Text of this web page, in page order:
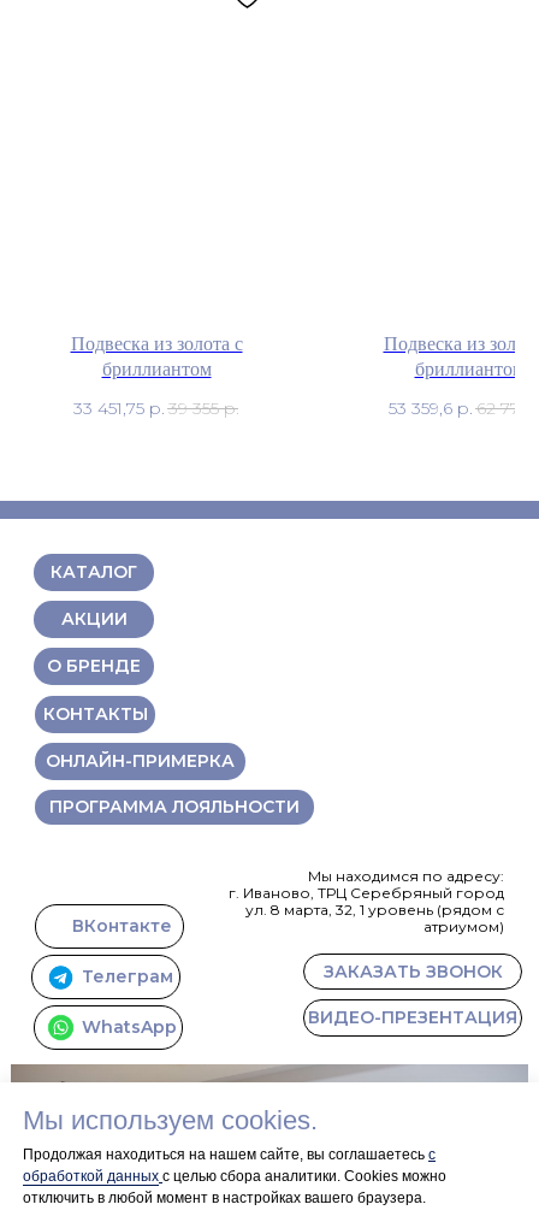
Мы используем cookies.
Продолжая находиться на нашем сайте, вы соглашаетесь с
обработкой данных с целью сбора аналитики. Сookies можно
отключить в любой момент в настройках вашего браузера.
Подвеска из золота с
бриллиантом
33 451,75 р. 39 355 р.
Подвеска из
бриллиантом
53 359,6 р. 62 776
Мы находимся по адресу:
г. Иваново, ТРЦ Серебряный город
ул. 8 марта, 32, 1 уровень (рядом с
атриумом)
КАТАЛОГ
АКЦИИ
О БРЕНДЕ
КОНТАКТЫ
ОНЛАЙН-ПРИМЕРКА
ПРОГРАММА ЛОЯЛЬНОСТИ
ВКонтакте
Телеграм
WhatsApp
ЗАКАЗАТЬ ЗВОНОК
ВИДЕО-ПРЕЗЕНТАЦИЯ